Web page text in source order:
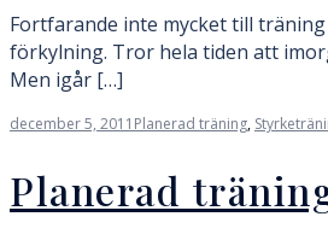
Fortfarande inte mycket till
förkylning. Tror hela tiden att
Men igår […]
december 5, 2011 Planerad träning,
Planerad